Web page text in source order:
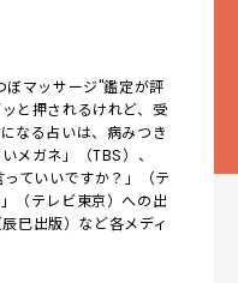
ぼマッサージ"鑑定が評
と押されるけれど、受
なる占いは、病みつき
メガネ」（TBS）、
っていいですか？」（テ
（テレビ東京）への出
巳出版）など各メディ